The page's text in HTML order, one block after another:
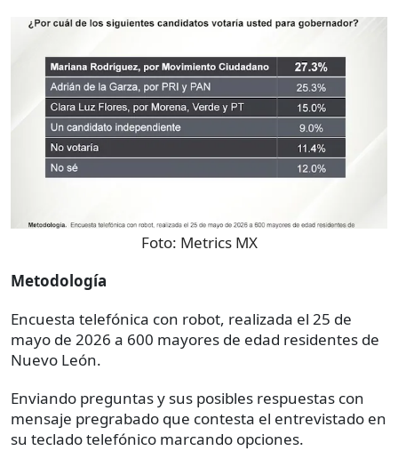
Foto: Metrics MX
Metodología
Encuesta telefónica con robot, realizada el 25 de
mayo de 2026 a 600 mayores de edad residentes de
Nuevo León.
Enviando preguntas y sus posibles respuestas con
mensaje pregrabado que contesta el entrevistado en
su teclado telefónico marcando opciones.